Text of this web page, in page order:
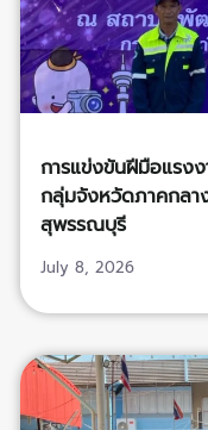
การแข่งขันฝีมือแรง
กลุ่มจังหวัดภาคกล
สุพรรณบุรี
July 8, 2026